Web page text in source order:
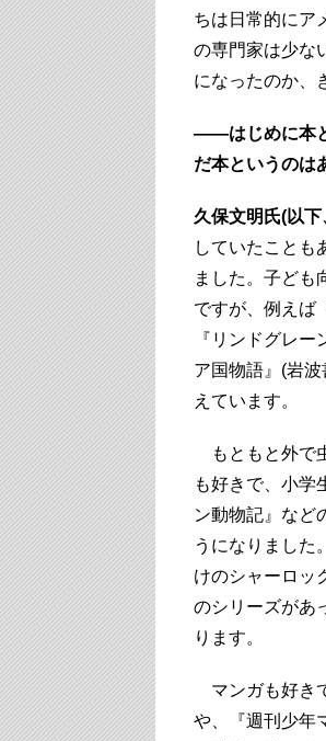
ちは日常的にア
の専門家は少な
になったのか、
——はじめに本
だ本というのは
久保文明氏(以下
していたことも
ました。子ども
ですが、例えば
『リンドグレ
ア国物語』(岩
えています。
もともと外で
も好きで、小学
ン動物記』など
うになりました
けのシャーロッ
のシリーズがあ
ります。
マンガも好き
や、『週刊少年